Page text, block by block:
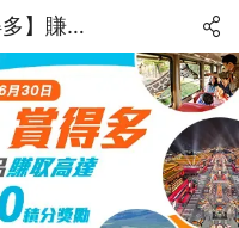
【玩得多．賞得多】賺取高達36,000獎勵積分！